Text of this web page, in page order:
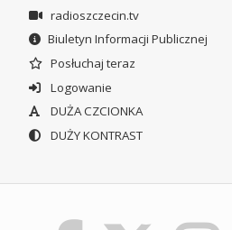
radioszczecin.tv
Biuletyn Informacji Publicznej
Posłuchaj teraz
Logowanie
DUŻA CZCIONKA
DUŻY KONTRAST